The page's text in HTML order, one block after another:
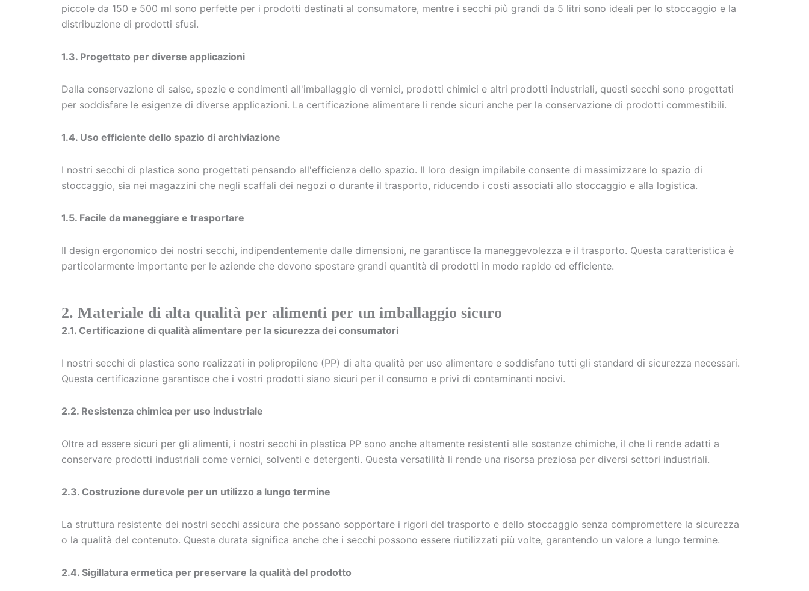
piccole da 150 e 500 ml sono perfette per i prodotti destinati al consumatore, mentre i secchi più grandi da 5 litri sono ideali per lo stoccaggio e la
distribuzione di prodotti sfusi.
1.3. Progettato per diverse applicazioni
Dalla conservazione di salse, spezie e condimenti all'imballaggio di vernici, prodotti chimici e altri prodotti industriali, questi secchi sono progettati
per soddisfare le esigenze di diverse applicazioni. La certificazione alimentare li rende sicuri anche per la conservazione di prodotti commestibili.
1.4. Uso efficiente dello spazio di archiviazione
I nostri secchi di plastica sono progettati pensando all'efficienza dello spazio. Il loro design impilabile consente di massimizzare lo spazio di
stoccaggio, sia nei magazzini che negli scaffali dei negozi o durante il trasporto, riducendo i costi associati allo stoccaggio e alla logistica.
1.5. Facile da maneggiare e trasportare
Il design ergonomico dei nostri secchi, indipendentemente dalle dimensioni, ne garantisce la maneggevolezza e il trasporto. Questa caratteristica è
particolarmente importante per le aziende che devono spostare grandi quantità di prodotti in modo rapido ed efficiente.
2. Materiale di alta qualità per alimenti per un imballaggio sicuro
2.1. Certificazione di qualità alimentare per la sicurezza dei consumatori
I nostri secchi di plastica sono realizzati in polipropilene (PP) di alta qualità per uso alimentare e soddisfano tutti gli standard di sicurezza necessari.
Questa certificazione garantisce che i vostri prodotti siano sicuri per il consumo e privi di contaminanti nocivi.
2.2. Resistenza chimica per uso industriale
Oltre ad essere sicuri per gli alimenti, i nostri secchi in plastica PP sono anche altamente resistenti alle sostanze chimiche, il che li rende adatti a
conservare prodotti industriali come vernici, solventi e detergenti. Questa versatilità li rende una risorsa preziosa per diversi settori industriali.
2.3. Costruzione durevole per un utilizzo a lungo termine
La struttura resistente dei nostri secchi assicura che possano sopportare i rigori del trasporto e dello stoccaggio senza compromettere la sicurezza
o la qualità del contenuto. Questa durata significa anche che i secchi possono essere riutilizzati più volte, garantendo un valore a lungo termine.
2.4. Sigillatura ermetica per preservare la qualità del prodotto